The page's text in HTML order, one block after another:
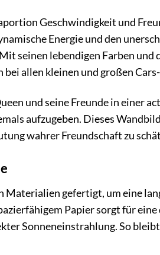
Geschwindigkeit und
Energie und den
seinen lebendigen Farben
allen kleinen und großen
und seine Freunde in einer
aufzugeben. Dieses
wahrer Freundschaft zu
gefertigt, um eine
Papier sorgt für
Sonneneinstrahlung. So